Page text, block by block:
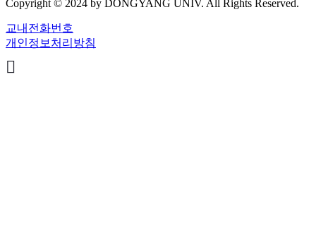
Copyright © 2024 by DONGYANG UNIV. All Rights Reserved.
교내전화번호
개인정보처리방침